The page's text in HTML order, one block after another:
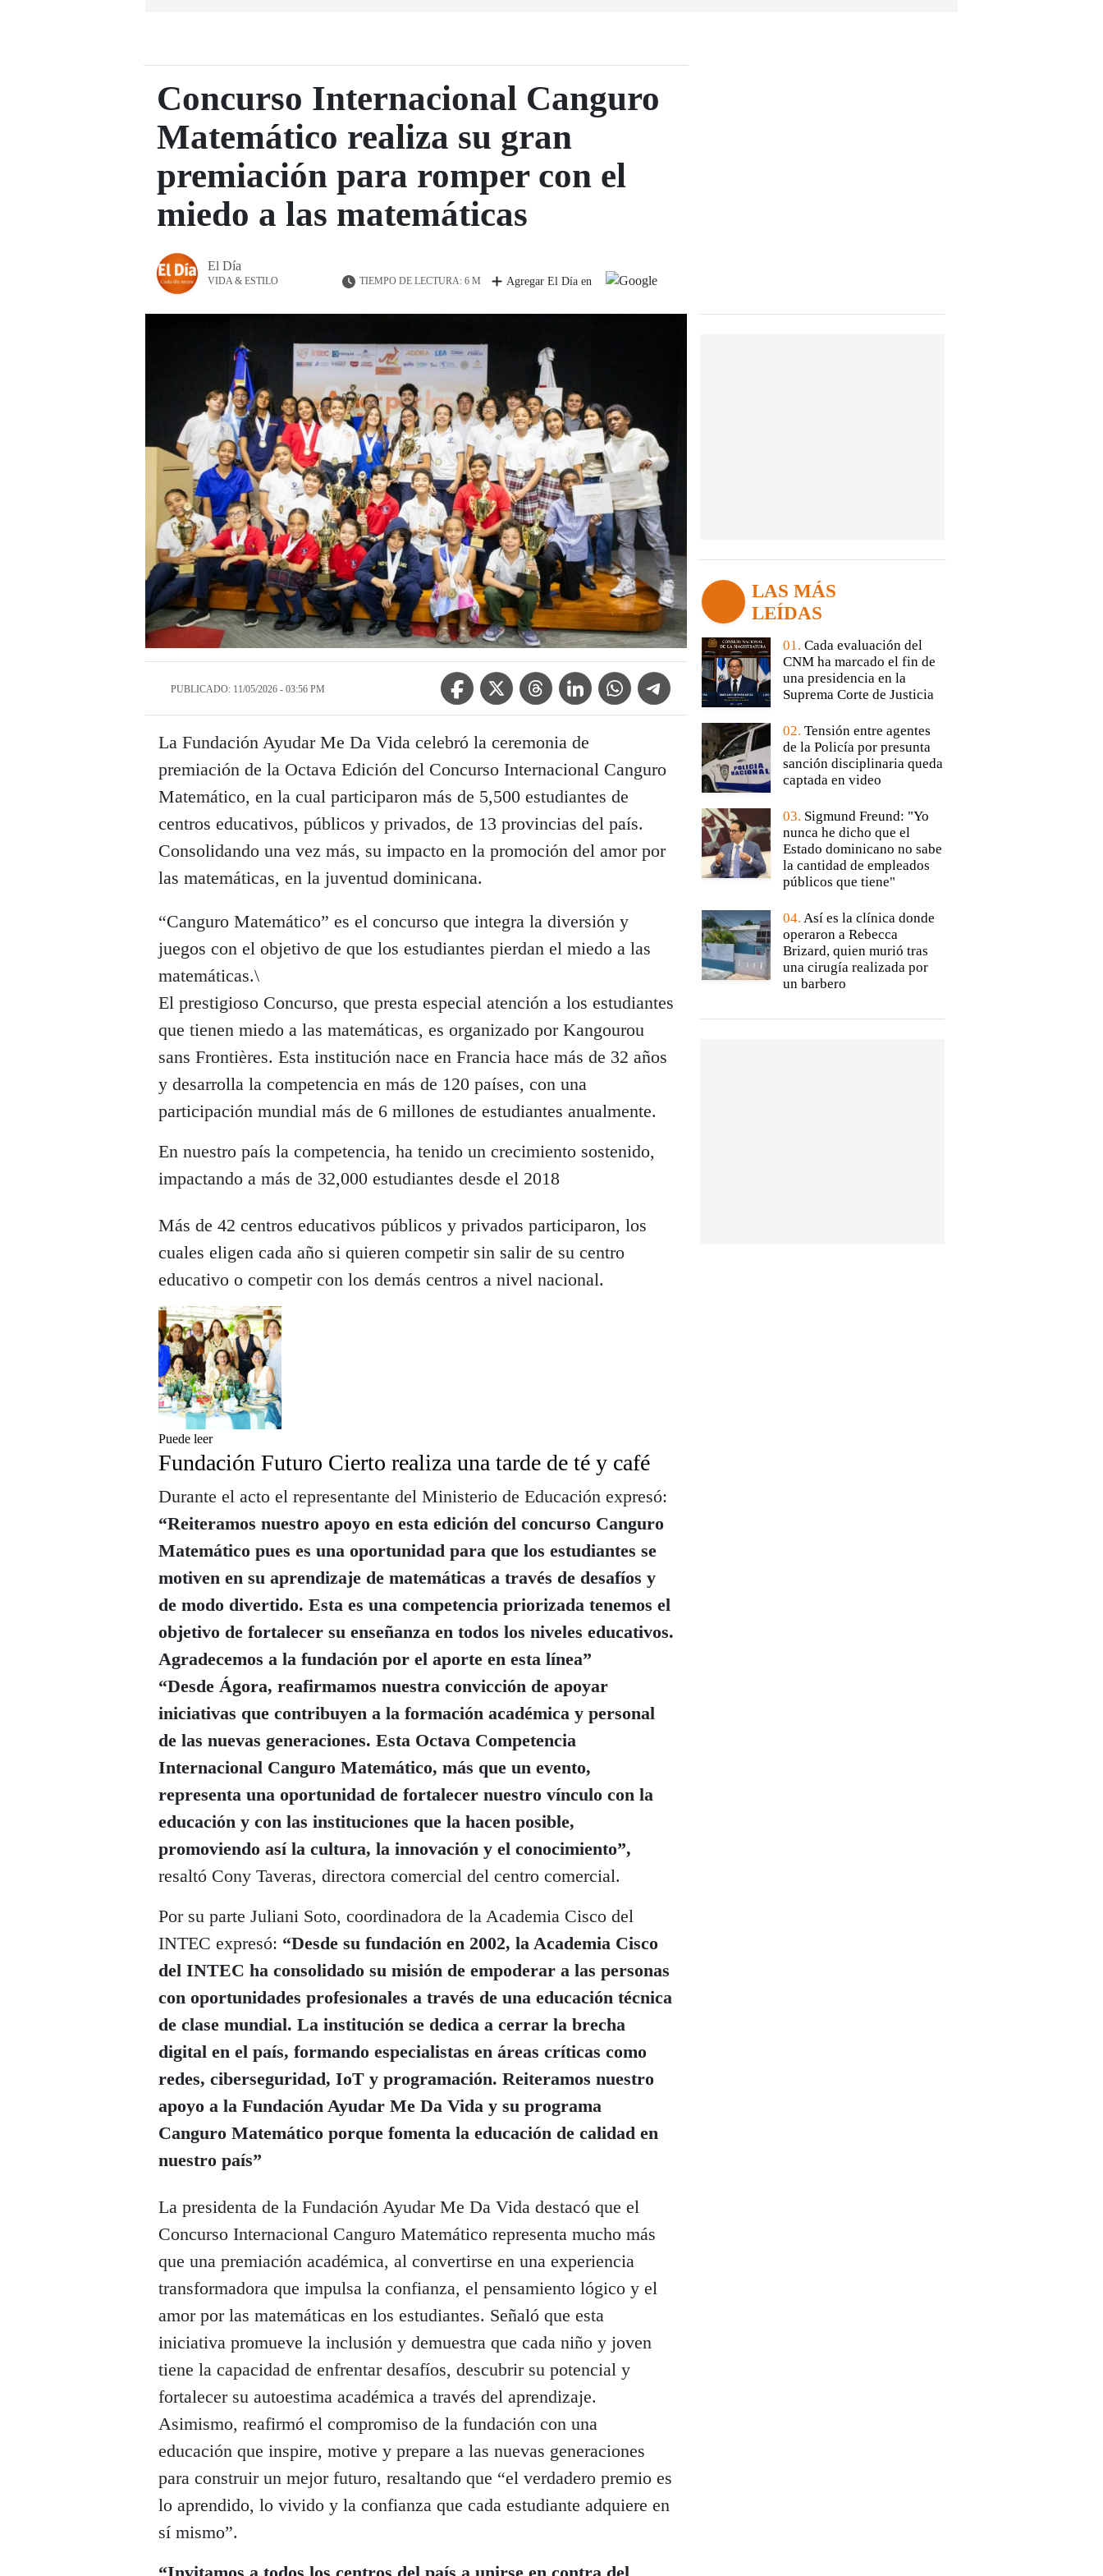
Concurso Internacional Canguro
Matemático realiza su gran
premiación para romper con el
miedo a las matemáticas
El Día
VIDA & ESTILO TIEMPO DE LECTURA: 6 M Agregar El Día en
PUBLICADO: 11/05/2026 - 03:56 PM
Facebook IconTwitter IconThreads IconLinkedin IconWhatsApp IconTelegram Icon
La Fundación Ayudar Me Da Vida celebró la ceremonia de
premiación de la Octava Edición del Concurso Internacional Canguro
Matemático, en la cual participaron más de 5,500 estudiantes de
centros educativos, públicos y privados, de 13 provincias del país.
Consolidando una vez más, su impacto en la promoción del amor por
las matemáticas, en la juventud dominicana.
“Canguro Matemático” es el concurso que integra la diversión y
juegos con el objetivo de que los estudiantes pierdan el miedo a las
matemáticas.\
El prestigioso Concurso, que presta especial atención a los estudiantes
que tienen miedo a las matemáticas, es organizado por Kangourou
sans Frontières. Esta institución nace en Francia hace más de 32 años
y desarrolla la competencia en más de 120 países, con una
participación mundial más de 6 millones de estudiantes anualmente.
En nuestro país la competencia, ha tenido un crecimiento sostenido,
impactando a más de 32,000 estudiantes desde el 2018
Más de 42 centros educativos públicos y privados participaron, los
cuales eligen cada año si quieren competir sin salir de su centro
educativo o competir con los demás centros a nivel nacional.
Puede leer
Fundación Futuro Cierto realiza una tarde de té y café
Durante el acto el representante del Ministerio de Educación expresó:
“Reiteramos nuestro apoyo en esta edición del concurso Canguro
Matemático pues es una oportunidad para que los estudiantes se
motiven en su aprendizaje de matemáticas a través de desafíos y
de modo divertido. Esta es una competencia priorizada tenemos el
objetivo de fortalecer su enseñanza en todos los niveles educativos.
Agradecemos a la fundación por el aporte en esta línea”
“Desde Ágora, reafirmamos nuestra convicción de apoyar
iniciativas que contribuyen a la formación académica y personal
de las nuevas generaciones. Esta Octava Competencia
Internacional Canguro Matemático, más que un evento,
representa una oportunidad de fortalecer nuestro vínculo con la
educación y con las instituciones que la hacen posible,
promoviendo así la cultura, la innovación y el conocimiento”,
resaltó Cony Taveras, directora comercial del centro comercial.
Por su parte Juliani Soto, coordinadora de la Academia Cisco del
INTEC expresó: “Desde su fundación en 2002, la Academia Cisco
del INTEC ha consolidado su misión de empoderar a las personas
con oportunidades profesionales a través de una educación técnica
de clase mundial. La institución se dedica a cerrar la brecha
digital en el país, formando especialistas en áreas críticas como
redes, ciberseguridad, IoT y programación. Reiteramos nuestro
apoyo a la Fundación Ayudar Me Da Vida y su programa
Canguro Matemático porque fomenta la educación de calidad en
nuestro país”
La presidenta de la Fundación Ayudar Me Da Vida destacó que el
Concurso Internacional Canguro Matemático representa mucho más
que una premiación académica, al convertirse en una experiencia
transformadora que impulsa la confianza, el pensamiento lógico y el
amor por las matemáticas en los estudiantes. Señaló que esta
iniciativa promueve la inclusión y demuestra que cada niño y joven
tiene la capacidad de enfrentar desafíos, descubrir su potencial y
fortalecer su autoestima académica a través del aprendizaje.
Asimismo, reafirmó el compromiso de la fundación con una
educación que inspire, motive y prepare a las nuevas generaciones
para construir un mejor futuro, resaltando que “el verdadero premio es
lo aprendido, lo vivido y la confianza que cada estudiante adquiere en
sí mismo”.
LAS MÁS
LEÍDAS
01. Cada evaluación del
CNM ha marcado el fin de
una presidencia en la
Suprema Corte de Justicia
02. Tensión entre agentes
de la Policía por presunta
sanción disciplinaria queda
captada en video
03. Sigmund Freund: "Yo
nunca he dicho que el
Estado dominicano no sabe
la cantidad de empleados
públicos que tiene"
04. Así es la clínica donde
operaron a Rebecca
Brizard, quien murió tras
una cirugía realizada por
un barbero